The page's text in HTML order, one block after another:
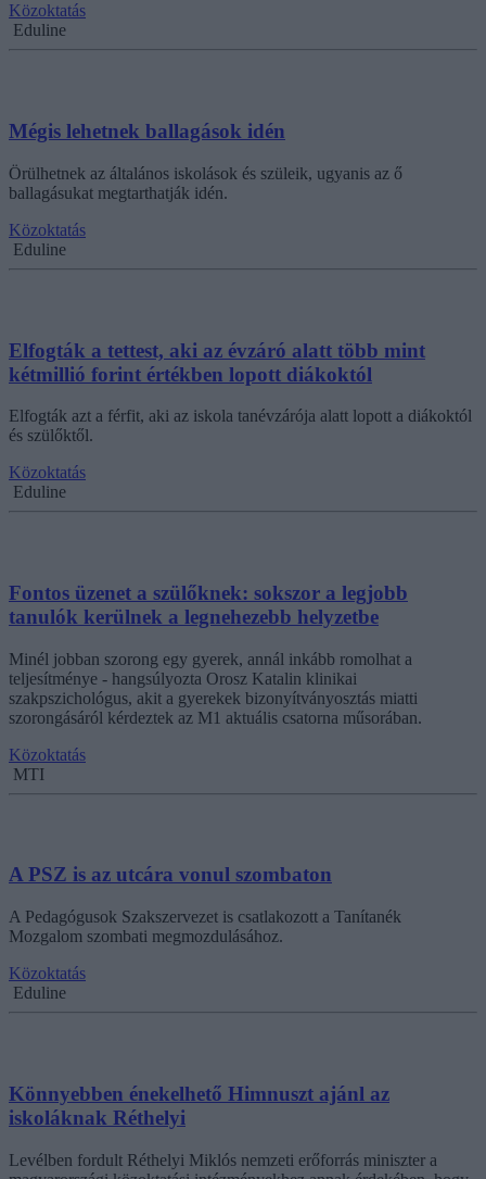
Közoktatás
Eduline
Mégis lehetnek ballagások idén
Örülhetnek az általános iskolások és szüleik, ugyanis az ő
ballagásukat megtarthatják idén.
Közoktatás
Eduline
Elfogták a tettest, aki az évzáró alatt több mint
kétmillió forint értékben lopott diákoktól
Elfogták azt a férfit, aki az iskola tanévzárója alatt lopott a diákoktól
és szülőktől.
Közoktatás
Eduline
Fontos üzenet a szülőknek: sokszor a legjobb
tanulók kerülnek a legnehezebb helyzetbe
Minél jobban szorong egy gyerek, annál inkább romolhat a
teljesítménye - hangsúlyozta Orosz Katalin klinikai
szakpszichológus, akit a gyerekek bizonyítványosztás miatti
szorongásáról kérdeztek az M1 aktuális csatorna műsorában.
Közoktatás
MTI
A PSZ is az utcára vonul szombaton
A Pedagógusok Szakszervezet is csatlakozott a Tanítanék
Mozgalom szombati megmozdulásához.
Közoktatás
Eduline
Könnyebben énekelhető Himnuszt ajánl az
iskoláknak Réthelyi
Levélben fordult Réthelyi Miklós nemzeti erőforrás miniszter a